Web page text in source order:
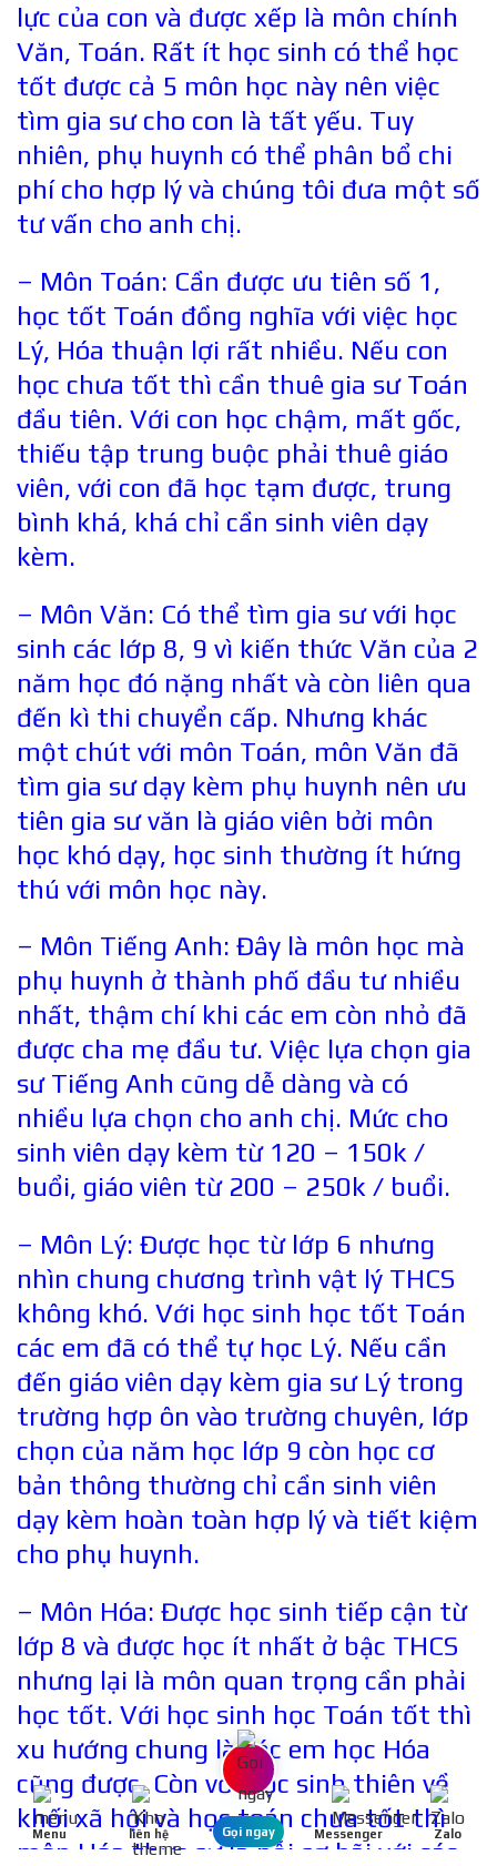
lực của con và được xếp là môn chính
Văn, Toán. Rất ít học sinh có thể học
tốt được cả 5 môn học này nên việc
tìm gia sư cho con là tất yếu. Tuy
nhiên, phụ huynh có thể phân bổ chi
phí cho hợp lý và chúng tôi đưa một số
tư vấn cho anh chị.
– Môn Toán: Cần được ưu tiên số 1,
học tốt Toán đồng nghĩa với việc học
Lý, Hóa thuận lợi rất nhiều. Nếu con
học chưa tốt thì cần thuê gia sư Toán
đầu tiên. Với con học chậm, mất gốc,
thiếu tập trung buộc phải thuê giáo
viên, với con đã học tạm được, trung
bình khá, khá chỉ cần sinh viên dạy
kèm.
– Môn Văn: Có thể tìm gia sư với học
sinh các lớp 8, 9 vì kiến thức Văn của 2
năm học đó nặng nhất và còn liên qua
đến kì thi chuyển cấp. Nhưng khác
một chút với môn Toán, môn Văn đã
tìm gia sư dạy kèm phụ huynh nên ưu
tiên gia sư văn là giáo viên bởi môn
học khó dạy, học sinh thường ít hứng
thú với môn học này.
– Môn Tiếng Anh: Đây là môn học mà
phụ huynh ở thành phố đầu tư nhiều
nhất, thậm chí khi các em còn nhỏ đã
được cha mẹ đầu tư. Việc lựa chọn gia
sư Tiếng Anh cũng dễ dàng và có
nhiều lựa chọn cho anh chị. Mức cho
sinh viên dạy kèm từ 120 – 150k /
buổi, giáo viên từ 200 – 250k / buổi.
– Môn Lý: Được học từ lớp 6 nhưng
nhìn chung chương trình vật lý THCS
không khó. Với học sinh học tốt Toán
các em đã có thể tự học Lý. Nếu cần
đến giáo viên dạy kèm gia sư Lý trong
trường hợp ôn vào trường chuyên, lớp
chọn của năm học lớp 9 còn học cơ
bản thông thường chỉ cần sinh viên
dạy kèm hoàn toàn hợp lý và tiết kiệm
cho phụ huynh.
– Môn Hóa: Được học sinh tiếp cận từ
lớp 8 và được học ít nhất ở bậc THCS
nhưng lại là môn quan trọng cần phải
học tốt. Với học sinh học Toán tốt thì
xu hướng chung là các em học Hóa
cũng được. Còn với học sinh thiên về
khối xã hội và học toán chưa tốt thì
môn Hóa thực sự là nỗi sợ hãi với các
Menu liên hệ Gọi ngay Messenger Zalo